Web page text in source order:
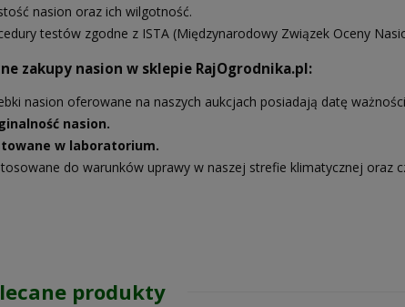
nasion oraz ich wilgotność.
testów zgodne z ISTA (Międzynarodowy Związek Oceny
zakupy nasion w sklepie RajOgrodnika.pl:
nasion oferowane na naszych aukcjach posiadają datę
nasion.
w laboratorium.
do warunków uprawy w naszej strefie klimatycznej oraz
produkty